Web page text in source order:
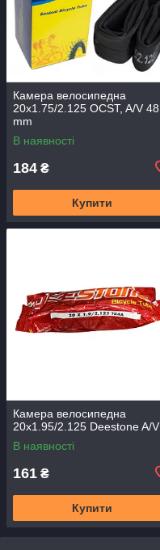
Камера велосипедна
20x1.75/2.125 OCST, A/V 48
mm
В наявності
184 ₴
Купити
Камера велосипедна
20x1.95/2.125 Deestone A/V
В наявності
161 ₴
Купити